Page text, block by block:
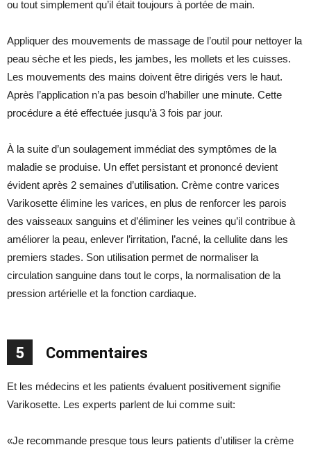
ou tout simplement qu’il était toujours à portée de main.
Appliquer des mouvements de massage de l’outil pour nettoyer la
peau sèche et les pieds, les jambes, les mollets et les cuisses.
Les mouvements des mains doivent être dirigés vers le haut.
Après l’application n’a pas besoin d’habiller une minute. Cette
procédure a été effectuée jusqu’à 3 fois par jour.
À la suite d’un soulagement immédiat des symptômes de la
maladie se produise. Un effet persistant et prononcé devient
évident après 2 semaines d’utilisation. Crème contre varices
Varikosette élimine les varices, en plus de renforcer les parois
des vaisseaux sanguins et d’éliminer les veines qu’il contribue à
améliorer la peau, enlever l’irritation, l’acné, la cellulite dans les
premiers stades. Son utilisation permet de normaliser la
circulation sanguine dans tout le corps, la normalisation de la
pression artérielle et la fonction cardiaque.
5 Commentaires
Et les médecins et les patients évaluent positivement signifie
Varikosette. Les experts parlent de lui comme suit:
«Je recommande presque tous leurs patients d’utiliser la crème